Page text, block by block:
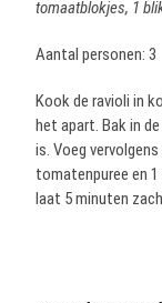
tomaatblokjes, 1
Aantal personen: 3
Kook de ravioli in
het apart. Bak in
is. Voeg
tomatenpuree en
laat 5 minuten